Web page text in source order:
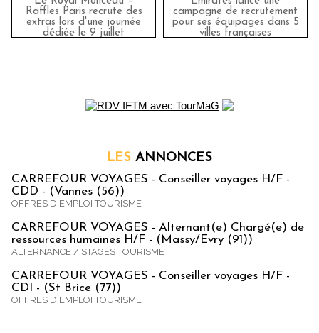
Raffles Paris recrute des
extras lors d'une journée
dédiée le 9 juillet
campagne de recrutement
pour ses équipages dans 5
villes françaises
LES ANNONCES
CARREFOUR VOYAGES - Conseiller voyages H/F -
CDD - (Vannes (56))
OFFRES D'EMPLOI TOURISME
CARREFOUR VOYAGES - Alternant(e) Chargé(e) de
ressources humaines H/F - (Massy/Evry (91))
ALTERNANCE / STAGES TOURISME
CARREFOUR VOYAGES - Conseiller voyages H/F -
CDI - (St Brice (77))
OFFRES D'EMPLOI TOURISME